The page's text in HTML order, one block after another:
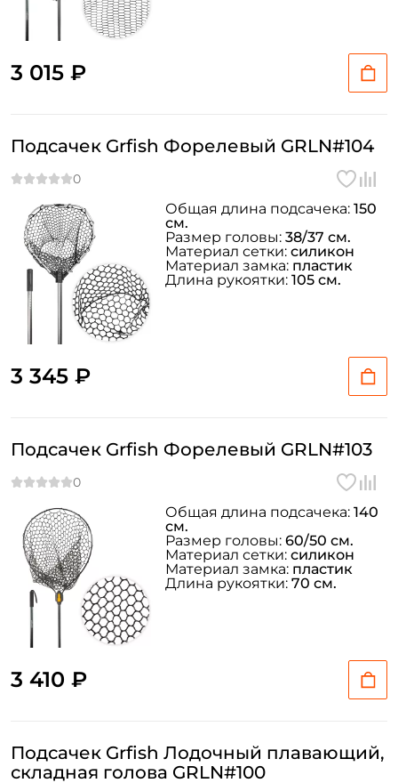
3 015 ₽
Подсачек Grfish Форелевый GRLN#104
3 345 ₽
Общая длина подсачека: 150
см.
Размер головы: 38/37 см.
Материал сетки: силикон
Материал замка: пластик
Длина рукоятки: 105 см.
Подсачек Grfish Форелевый GRLN#103
3 410 ₽
Общая длина подсачека: 140
см.
Размер головы: 60/50 см.
Материал сетки: силикон
Материал замка: пластик
Длина рукоятки: 70 см.
Подсачек Grfish Лодочный плавающий,
складная голова GRLN#100